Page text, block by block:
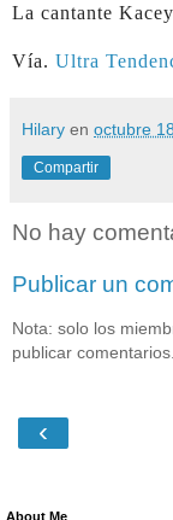
La cantante K
Vía. Ultra
Hilary en octubre
Compartir
No hay
Publicar un
Nota: solo los
publicar comentarios.
‹
About Me